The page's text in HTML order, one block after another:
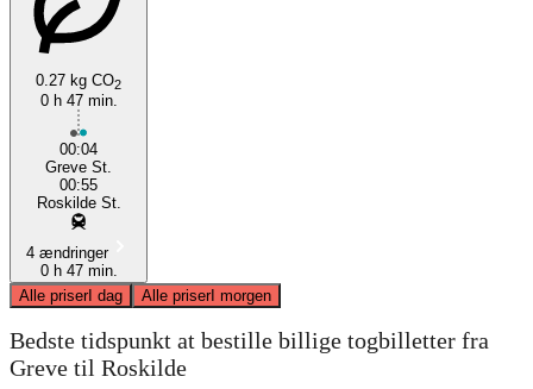
0.27 kg CO2
0 h 47 min.
00:04
Greve St.
00:55
Roskilde St.
4 ændringer
0 h 47 min.
Alle priserI dag Alle priserI morgen
Bedste tidspunkt at bestille billige togbilletter fra
Greve til Roskilde